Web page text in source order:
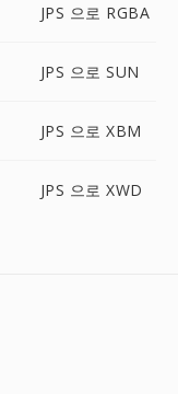
JPS 으로 RGBA
JPS 으로 SUN
JPS 으로 XBM
JPS 으로 XWD